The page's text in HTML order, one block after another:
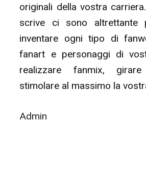
originali della vostra
scrive ci sono altrettante
inventare ogni tipo di
fanart e personaggi di
realizzare fanmix,
stimolare al massimo la
Admin